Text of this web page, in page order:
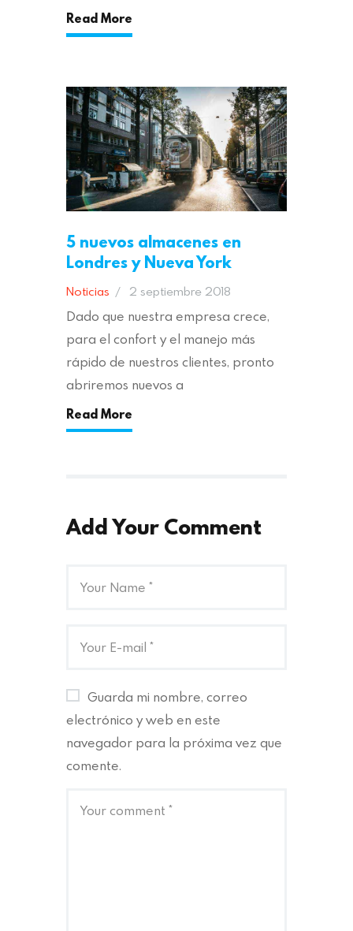
Read More
5 nuevos almacenes en
Londres y Nueva York
Noticias 2 septiembre 2018
Dado que nuestra empresa crece,
para el confort y el manejo más
rápido de nuestros clientes, pronto
abriremos nuevos a
Read More
Add Your Comment
Guarda mi nombre, correo
electrónico y web en este
navegador para la próxima vez que
comente.